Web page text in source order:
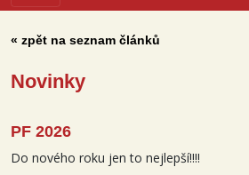
« zpět na seznam článků
Novinky
PF 2026
Do nového roku jen to nejlepší!!!!